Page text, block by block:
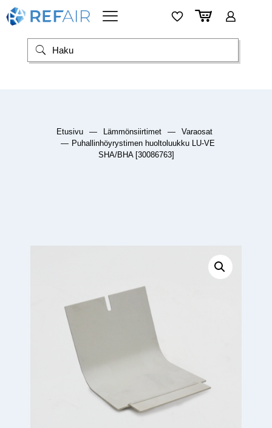
Etusivu — Lämmönsiirtimet —
Varaosat
— Puhallinhöyrystimen huoltoluukku LU-VE
SHA/BHA [30086763]